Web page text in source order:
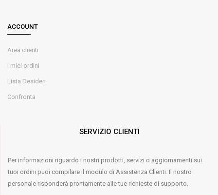
ACCOUNT
Area clienti
I miei ordini
Lista Desideri
Confronta
SERVIZIO CLIENTI
Per informazioni riguardo i nostri prodotti, servizi o aggiornamenti sui
tuoi ordini puoi compilare il modulo di Assistenza Clienti. Il nostro
personale risponderà prontamente alle tue richieste di supporto.